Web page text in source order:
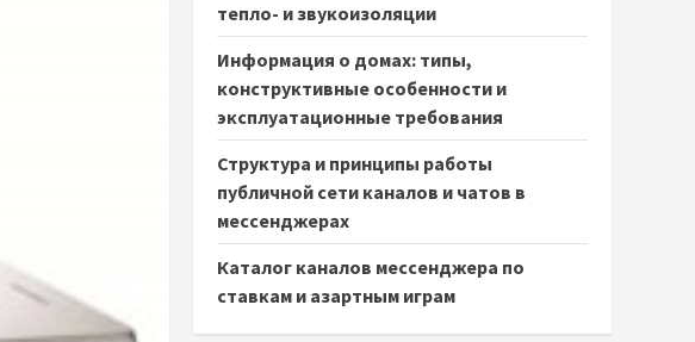
тепло- и звукоизоляции
Информация о домах: типы,
конструктивные особенности и
эксплуатационные требования
Структура и принципы работы
публичной сети каналов и чатов в
мессенджерах
Каталог каналов мессенджера по
ставкам и азартным играм